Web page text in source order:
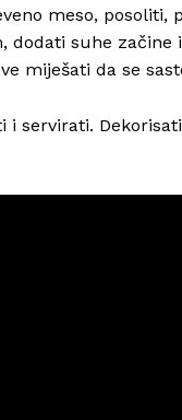
meso, posoliti,
suhe začine
miješati da se
servirati.